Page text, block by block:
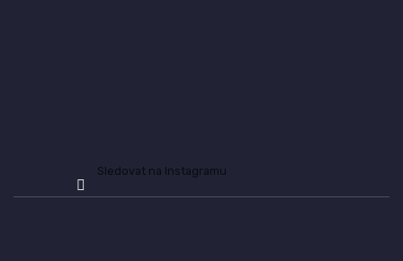
Sledovat na Instagramu